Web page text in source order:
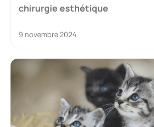
chirurgie esthétique
9 novembre 2024